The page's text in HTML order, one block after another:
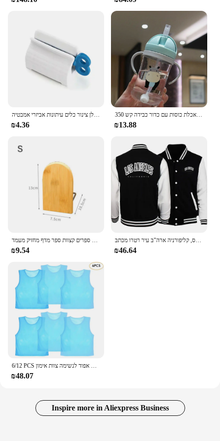
משחת שיניים מסחטת מכשיר רב תכליתי מתקן ניקוי פנים קליפים ידנית עצלן צינור כלים עיתונות אביזרי אמבטיה
₪4.36
350 מ "ל ילדים שותים בקבוק האכלת כוסות עם כדור כבידה קש
₪13.88
טבע במבוק שולחן עבודה מארגן חוברות ספרים קצוות ספר מדף מחזיק מעמד
₪9.54
לוס אנג 'לס, קליפורניה ארה"ב עיר רטרו מכתב Mens בגדי Loose אופנה בייסבול אחיד אופנוען חיצוני נסיעות מעיל גברים של מעיל
₪46.64
6/12 PCS מבוגרים ילדי כדורגל אפוד אימון כדורגל חולצות גופיות עיסוק תגרה ספורט אפוד לנשימה צוות אימון
₪48.07
Inspire more in Aliexpress Business